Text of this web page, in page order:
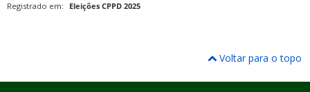
Registrado em: Eleições CPPD 2025
Voltar para o topo